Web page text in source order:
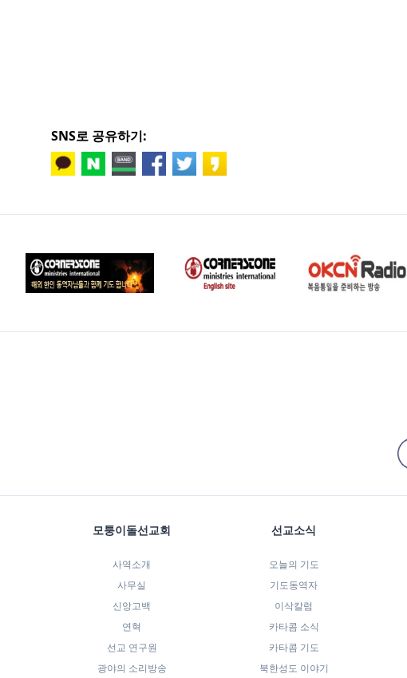
SNS로 공유하기:
모퉁이돌선교회
사역소개
사무실
신앙고백
연혁
선교 연구원
광야의 소리방송
선교소식
오늘의 기도
기도동역자
이삭칼럼
카타콤 소식
카타콤 기도
북한성도 이야기